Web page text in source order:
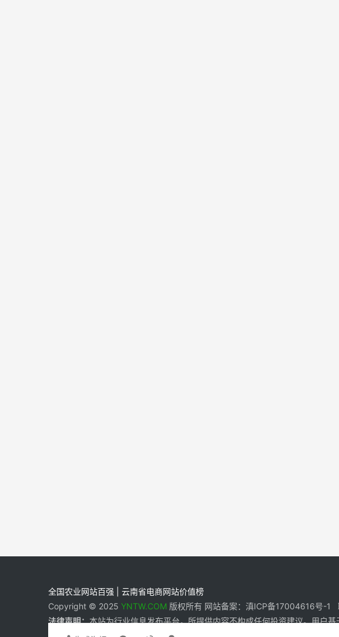
全国农业网站百强 | 云南省电商网站价值榜
Copyright © 2025 YNTW.COM 版权所有 网站备案：滇ICP备17004616号-
法律声明：本站为行业信息发布平台，所提供内容不构成任何投资建议。用户